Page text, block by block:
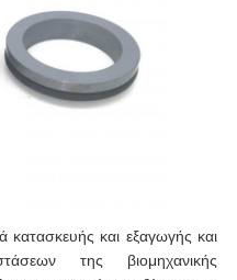
κατασκευής και εξαγωγής και
της βιομηχανικής